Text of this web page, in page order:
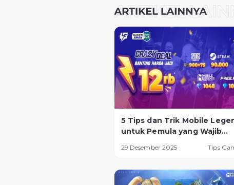
5 Tips dan Trik Mobile
untuk Pemula yang Wajib
29 Desember 2025 Tips